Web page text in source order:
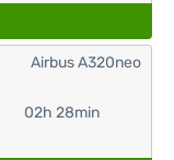
02h 28min
Airbus A320neo